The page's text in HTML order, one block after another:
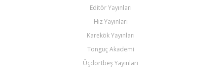
Editör Yayınları
Hız Yayınları
Karekök Yayınları
Tonguç Akademi
Üçdörtbeş Yayınları